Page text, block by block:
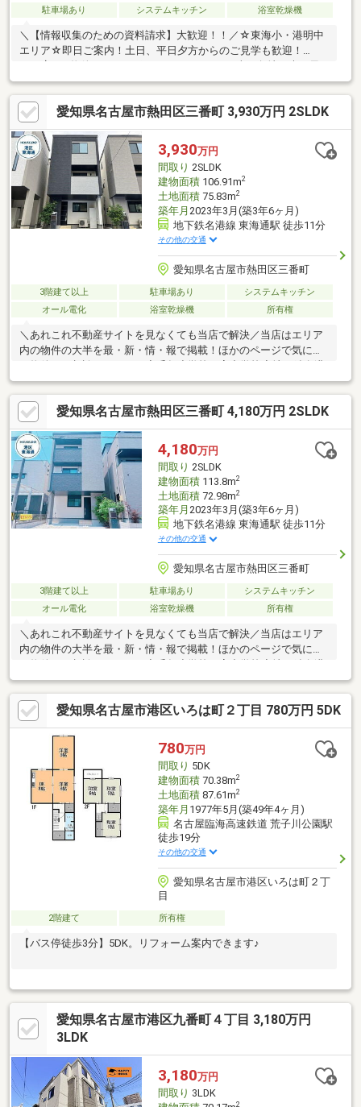
駐車場あり
システムキッチン 浴室乾燥機
＼【情報収集のための資料請求】大歓迎！！／☆東海小・港明中
エリア☆即日ご案内！土日、平日夕方からのご見学も歓迎！
が心地よく巡る住環境■令和4年9月築の築浅物件■スーパー・薬
局・コンビニ 徒歩7分圏内、生活施設が身近な立地──【“暮らしを
豊かにする”設備が充実】──＊リビング床暖房 ＊食洗器 ＊浴
室乾燥機 ＊ビルトインガレージ―――【2026年3月リフォーム施
工】【交換】ビルトインコンロ【張替え】全室クロス【その他】
リペア補修・水回りコーキング打ち直し・ハウスクリーニング 等
愛知県名古屋市熱田区三番町 3,930万円 2SLDK
3,930万円
間取り 2SLDK
建物面積106.91m2
土地面積75.83m2
築年月 2023年3月(築3年6ヶ月)
地下鉄名港線 東海通駅 徒歩11分
その他の交通
愛知県名古屋市熱田区三番町
3階建て以上 駐車場あり
システムキッチン
オール電化
浴室乾燥機 所有権
＼あれこれ不動産サイトを見なくても当店で解決／当店はエリア
内の物件の大半を最・新・情・報で掲載！ほかのページで気にな
る物件もご相談ください。◆千年小学校／宮中学校◆地下鉄名港
線「東海通」駅 徒歩11分◆各居室にWIC有り◆多様な用途で使
用できるサービスルーム付き※写真をクリックすると、詳細をご
覧いただけます。＝＝＝＝＝＝＝＝＝＝＝＝＝＝＝＝＝＝＝＝＝
＝＝＝＝《近隣物件も多数ご案内♪》私たちは売り込みません。お
客様の理想の住まいを見つけます。＝＝＝＝＝＝＝＝＝＝＝＝＝
＝＝＝＝＝＝＝＝＝＝＝＝
愛知県名古屋市熱田区三番町 4,180万円 2SLDK
4,180万円
間取り 2SLDK
建物面積113.8m2
土地面積72.98m2
築年月 2023年3月(築3年6ヶ月)
地下鉄名港線 東海通駅 徒歩11分
その他の交通
愛知県名古屋市熱田区三番町
3階建て以上 駐車場あり
システムキッチン
オール電化
浴室乾燥機 所有権
＼あれこれ不動産サイトを見なくても当店で解決／当店はエリア
内の物件の大半を最・新・情・報で掲載！ほかのページで気にな
線「東海通」駅 徒歩11分◆収納に便利なWIC有り◆小学校、保
育園が徒歩圏内でお子様も嬉しい♪※写真をクリックすると、詳細
をご覧いただけます。＝＝＝＝＝＝＝＝＝＝＝＝＝＝＝＝＝＝＝
＝＝＝＝＝＝《失敗しない住宅ローン選び！》豊富な銀行金利情
報を持っていますので、お客様の安心ゆとりのある資金計画をご
提案できます。＝＝＝＝＝＝＝＝＝＝＝＝＝＝＝＝＝＝＝＝＝＝
＝＝＝
愛知県名古屋市港区いろは町２丁目 780万円 5DK
780万円
間取り 5DK
建物面積70.38m2
土地面積87.61m2
築年月 1977年5月(築49年4ヶ月)
名古屋臨海高速鉄道 荒子川公園駅
徒歩19分
その他の交通
愛知県名古屋市港区いろは町２丁
目
2階建て 所有権
【バス停徒歩3分】5DK。リフォーム案内できます♪
愛知県名古屋市港区九番町４丁目 3,180万円
3LDK
3,180万円
間取り 3LDK
2